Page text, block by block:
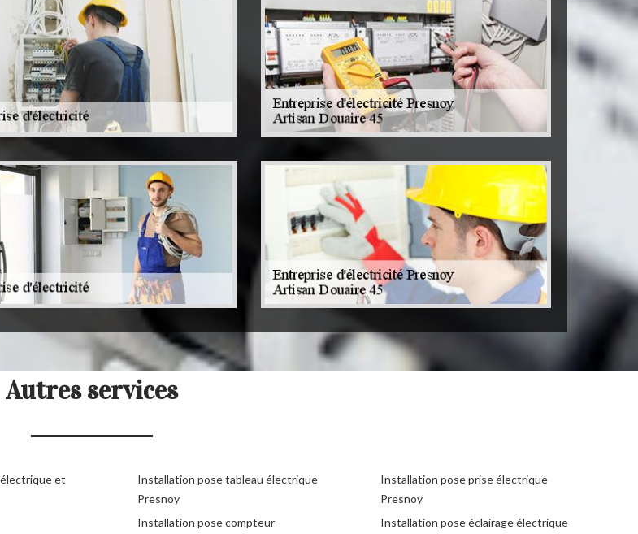
Autres services
et
Installation pose tableau électrique
Presnoy
Installation pose compteur
Installation pose prise électrique
Presnoy
Installation pose éclairage électrique